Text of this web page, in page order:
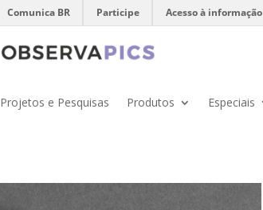
Comunica BR Participe Acesso à informação
Projetos e Pesquisas Produtos Especiais